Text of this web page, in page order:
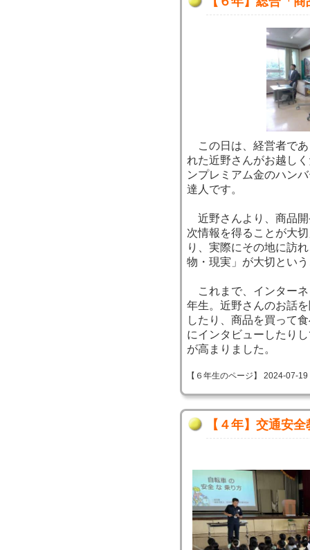
この日は、経営者であ
れた近野さんがお越し
ンプレミアム金のハン
達人です。
近野さんより、商品開
次情報を得ることが大
り、実際にその地に訪
物・現実」が大切とい
これまで、インターネ
年生。近野さんのお話
したり、商品を買って
にインタビューしたり
が高まりました。
【６年生のページ】 2024-07-
【４年】交通安全